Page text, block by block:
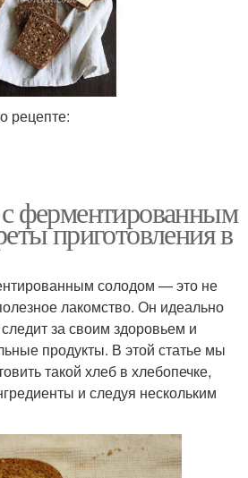
рецепте:
ферментированным
приготовления в
солодом — это не
лакомство. Он идеально
за своим здоровьем и
продукты. В этой статье мы
такой хлеб в хлебопечке,
и следуя нескольким